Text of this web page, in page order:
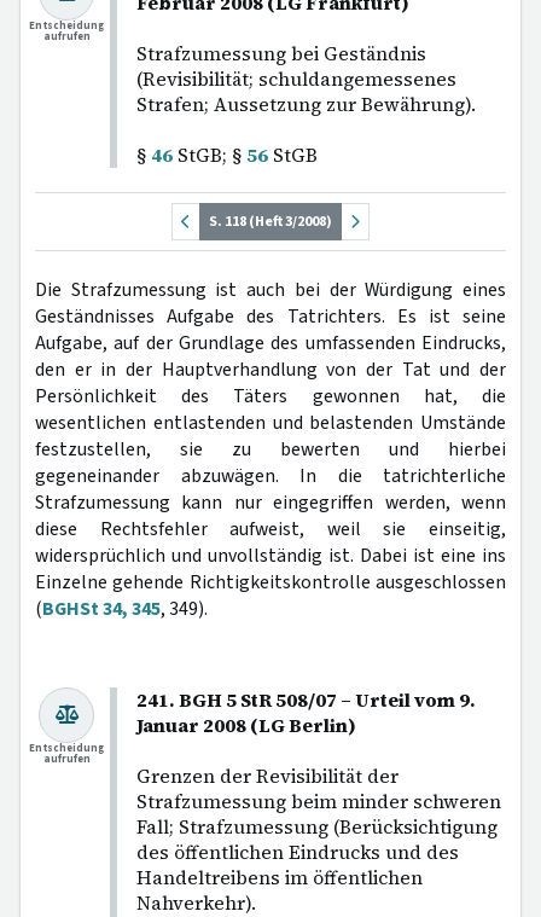
Strafzumessung bei Geständnis
(Revisibilität; schuldangemessenes
Strafen; Aussetzung zur Bewährung).
§ 46 StGB; § 56 StGB
Entscheidung
aufrufen
S. 118 (Heft 3/2008)
Die Strafzumessung ist auch bei der Würdigung eines
Geständnisses Aufgabe des Tatrichters. Es ist seine
Aufgabe, auf der Grundlage des umfassenden Eindrucks,
den er in der Hauptverhandlung von der Tat und der
Persönlichkeit des Täters gewonnen hat, die
wesentlichen entlastenden und belastenden Umstände
festzustellen, sie zu bewerten und hierbei
gegeneinander abzuwägen. In die tatrichterliche
Strafzumessung kann nur eingegriffen werden, wenn
diese Rechtsfehler aufweist, weil sie einseitig,
widersprüchlich und unvollständig ist. Dabei ist eine ins
Einzelne gehende Richtigkeitskontrolle ausgeschlossen
(BGHSt 34, 345, 349).
241. BGH 5 StR 508/07 – Urteil vom 9.
Januar 2008 (LG Berlin)
Grenzen der Revisibilität der
Strafzumessung beim minder schweren
Fall; Strafzumessung (Berücksichtigung
des öffentlichen Eindrucks und des
Handeltreibens im öffentlichen
Nahverkehr).
Entscheidung
aufrufen